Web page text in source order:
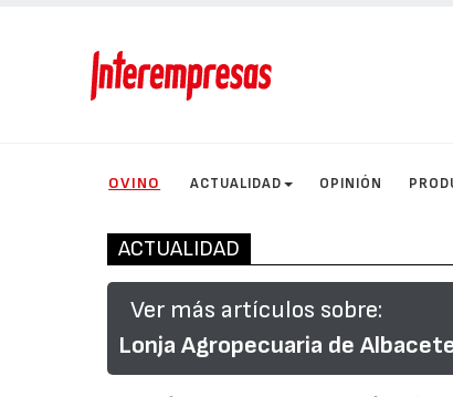
OVINO ACTUALIDAD OPINIÓN
ACTUALIDAD
Ver más artículos sobre:
Lonja Agropecuaria de